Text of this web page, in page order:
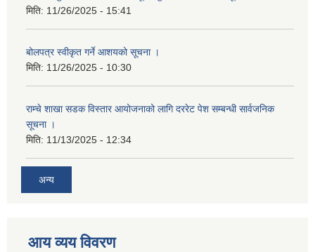
मिति: 11/26/2025 - 15:41
बोलपत्र स्वीकृत गर्ने आशयको सूचना ।
मिति: 11/26/2025 - 10:30
राम्चे शाखा सडक विस्तार आयोजनाको लागि दररेट पेश सम्बन्धी सार्वजनिक
सूचना ।
मिति: 11/13/2025 - 12:34
अन्य
आय व्यय विवरण